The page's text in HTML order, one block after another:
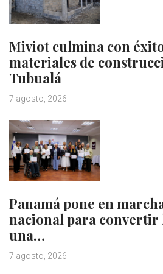
Miviot culmina con
materiales de
Tubualá
7 agosto, 2026
Panamá pone en
nacional para convertir
una…
7 agosto, 2026